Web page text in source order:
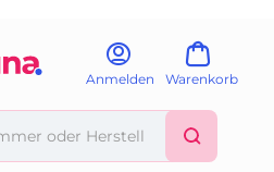
Anmelden Warenkorb